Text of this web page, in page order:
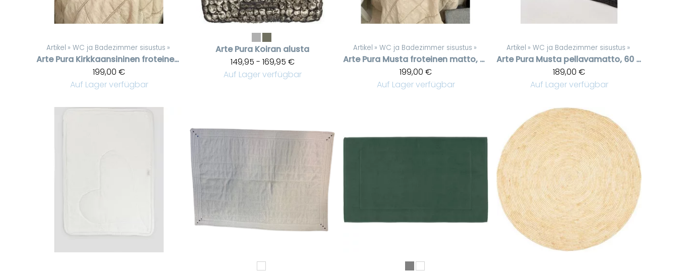
Artikel ‪» WC ja Badezimmer sisustus ‪»
Arte Pura
Kirkkaansininen froteinen matto, pitsit päissä, 60 * 120 cm
199,00 €
Auf Lager verfügbar
Arte Pura Koiran alusta
149,95 - 169,95 €
Auf Lager verfügbar
Artikel ‪» WC ja Badezimmer sisustus ‪»
Arte Pura
Musta froteinen matto, pitsit päissä, 60 * 120 cm
199,00 €
Auf Lager verfügbar
Artikel ‪» WC ja Badezimmer sisustus ‪»
Arte Pura
Musta pellavamatto, 60 * 160 cm
189,00 €
Auf Lager verfügbar